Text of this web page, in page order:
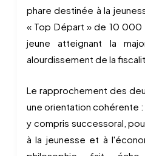
phare destinée à la
« Top Départ » de 10 000
jeune atteignant la
alourdissement de la
Le rapprochement des
une orientation cohérente
y compris successoral,
à la jeunesse et à